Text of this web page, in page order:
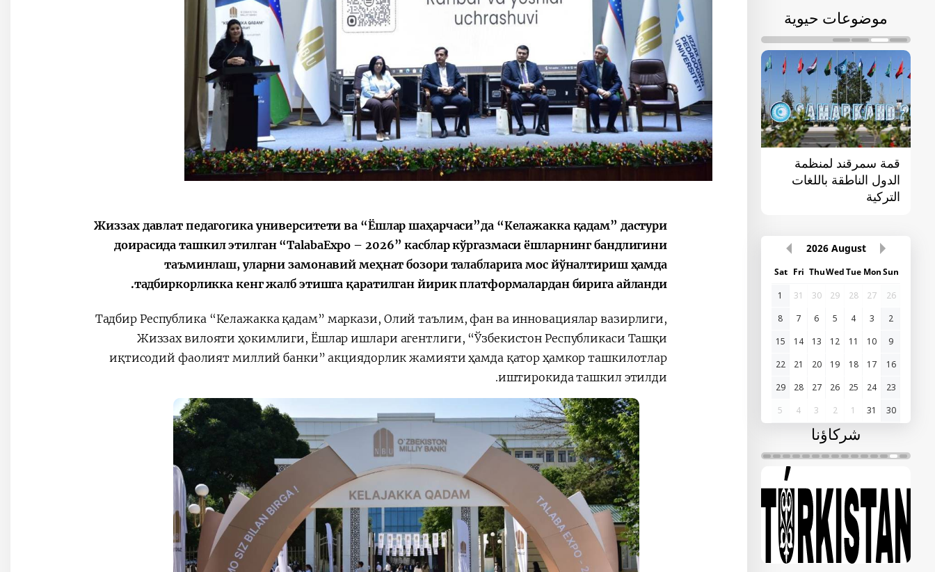
موضوعات حيوية
قمة سمرقند لمنظمة
الدول الناطقة باللغات
التركية
القمة الأولى "آسيا
الوسطى - الصين"
الإصلاحات الدستورية
August
2026
Sun
Mon
Tue
Wed
Thu
Fri
Sat
26
27
28
29
30
31
1
2
3
4
5
6
7
8
9
10
11
12
13
14
15
16
17
18
19
20
21
22
23
24
25
26
27
28
29
30
31
1
2
3
4
5
شركاؤنا
Жиззах давлат педагогика университети ва “Ёшлар шаҳарчаси”да “Келажакка қадам” дастури
доирасида ташкил этилган “TalabaЕxpo – 2026” касблар кўргазмаси ёшларнинг бандлигини
таъминлаш, уларни замонавий меҳнат бозори талабларига мос йўналтириш ҳамда
тадбиркорликка кенг жалб этишга қаратилган йирик платформалардан бирига айланди.
Тадбир Республика “Келажакка қадам” маркази, Олий таълим, фан ва инновациялар вазирлиги,
Жиззах вилояти ҳокимлиги, Ёшлар ишлари агентлиги, “Ўзбекистон Республикаси Ташқи
иқтисодий фаолият миллий банки” акциядорлик жамияти ҳамда қатор ҳамкор ташкилотлар
иштирокида ташкил этилди.